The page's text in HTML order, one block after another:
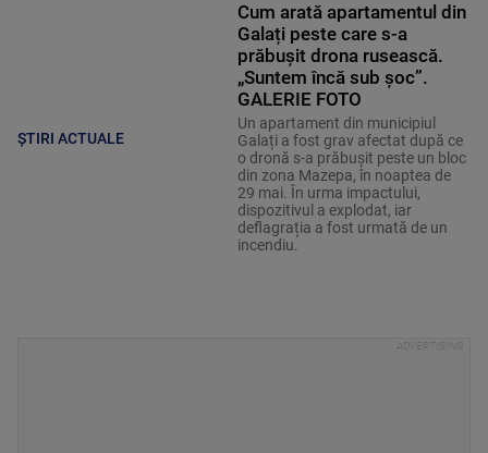
ȘTIRI ACTUALE
Cum arată apartamentul din
Galați peste care s-a
prăbușit drona rusească.
„Suntem încă sub şoc”.
GALERIE FOTO
Un apartament din municipiul
Galați a fost grav afectat după ce
o dronă s-a prăbușit peste un bloc
din zona Mazepa, în noaptea de
29 mai. În urma impactului,
dispozitivul a explodat, iar
deflagrația a fost urmată de un
incendiu.